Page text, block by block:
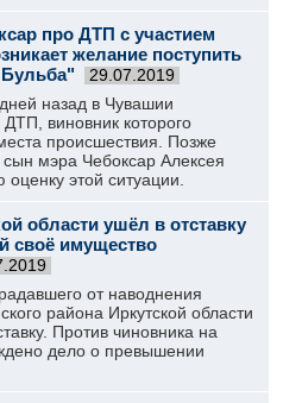
про ДТП с участием
желание поступить
Бульба"
29.07.2019
назад в Чувашии
виновник которого
происшествия. Позже
мэра Чебоксар Алексея
этой ситуации.
области ушёл в отставку
своё имущество
от наводнения
района Иркутской области
Против чиновника на
дело о превышении